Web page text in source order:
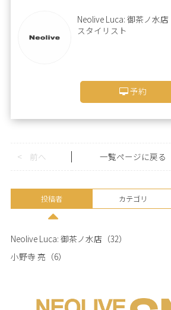
Neolive Luca: 御茶ノ水店
スタイリスト
予約
< 前へ 一覧ページに戻る
投稿者 カテゴリ
Neolive Luca: 御茶ノ水店 （32）
小野寺 亮 （6）